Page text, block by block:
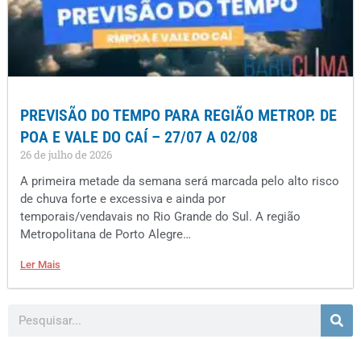
PREVISÃO DO TEMPO PARA REGIÃO METROP. DE
POA E VALE DO CAÍ – 27/07 A 02/08
26 de julho de 2026
A primeira metade da semana será marcada pelo alto risco
de chuva forte e excessiva e ainda por
temporais/vendavais no Rio Grande do Sul. A região
Metropolitana de Porto Alegre…
Ler Mais